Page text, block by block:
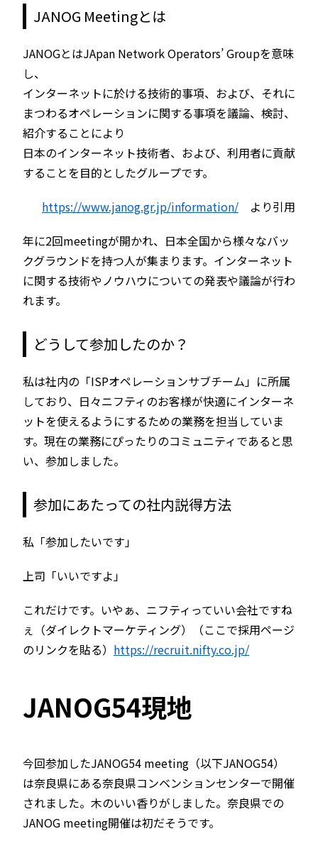
JANOG Meetingとは
JANOGとはJApan Network Operators’ Groupを意味
し、
インターネットに於ける技術的事項、および、それに
まつわるオペレーションに関する事項を議論、検討、
紹介することにより
日本のインターネット技術者、および、利用者に貢献
することを目的としたグループです。
https://www.janog.gr.jp/information/ より引用
年に2回meetingが開かれ、日本全国から様々なバッ
クグラウンドを持つ人が集まります。インターネット
に関する技術やノウハウについての発表や議論が行わ
れます。
どうして参加したのか？
私は社内の「ISPオペレーションサブチーム」に所属
しており、日々ニフティのお客様が快適にインターネ
ットを使えるようにするための業務を担当していま
す。現在の業務にぴったりのコミュニティであると思
い、参加しました。
参加にあたっての社内説得方法
私「参加したいです」
上司「いいですよ」
これだけです。いやぁ、ニフティっていい会社ですね
ぇ（ダイレクトマーケティング）（ここで採用ページ
のリンクを貼る） https://recruit.nifty.co.jp/
JANOG54現地
今回参加したJANOG54 meeting（以下JANOG54）
は奈良県にある奈良県コンベンションセンターで開催
されました。木のいい香りがしました。奈良県での
JANOG meeting開催は初だそうです。